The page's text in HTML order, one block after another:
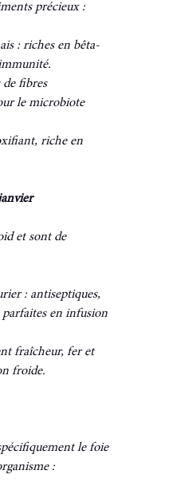
précieux :
: riches en bêta-
de fibres
le microbiote
riche en
et sont de
: antiseptiques,
parfaites en infusion
fraîcheur, fer et
froide.
le foie
: